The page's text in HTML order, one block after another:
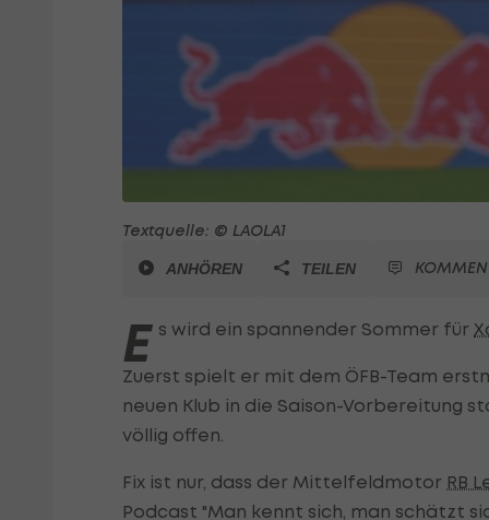
Textquelle: © LAOLA1
ANHÖREN TEILEN
E s wird ein spannender Sommer für
Zuerst spielt er mit dem ÖFB-Team
neuen Klub in die Saison-Vorbereitung
völlig offen.
Fix ist nur, dass der Mittelfeldmotor RB
Podcast "Man kennt sich, man schätzt